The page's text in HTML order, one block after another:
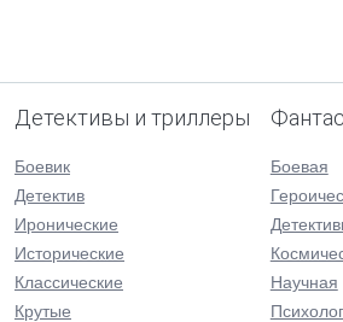
Детективы и триллеры
Боевик
Детектив
Иронические
Исторические
Классические
Крутые
Боевая
Научная